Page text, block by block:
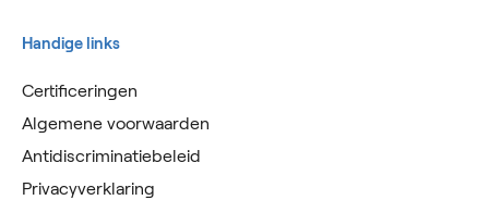
Handige links
Certificeringen
Algemene voorwaarden
Antidiscriminatiebeleid
Privacyverklaring